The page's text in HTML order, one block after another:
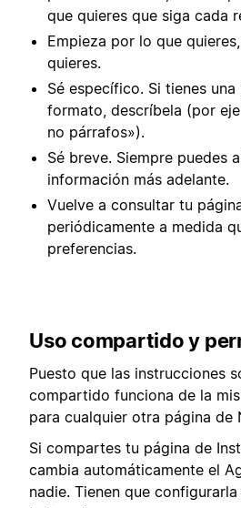
que quieres que siga cada
Empieza por lo que
quieres.
Sé específico. Si tienes
formato, descríbela (por
no párrafos»).
Sé breve. Siempre puedes
información más adelante.
Vuelve a consultar tu
periódicamente a medida
preferencias.
Uso compartido y
Puesto que las instrucciones
compartido funciona de la
para cualquier otra página de
Si compartes tu página de
cambia automáticamente el
nadie. Tienen que